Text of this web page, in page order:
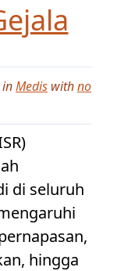
inMedis withno
di seluruh
hingga